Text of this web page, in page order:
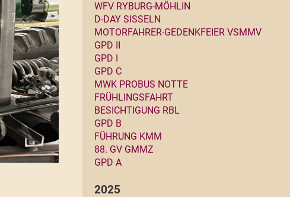
WFV RYBURG-MÖHLIN
D-DAY SISSELN
MOTORFAHRER-GEDENKFEIER VSMMV
GPD II
GPD I
GPD C
MWK PROBUS NOTTE
FRÜHLINGSFAHRT
BESICHTIGUNG RBL
GPD B
FÜHRUNG KMM
88. GV GMMZ
GPD A
2025